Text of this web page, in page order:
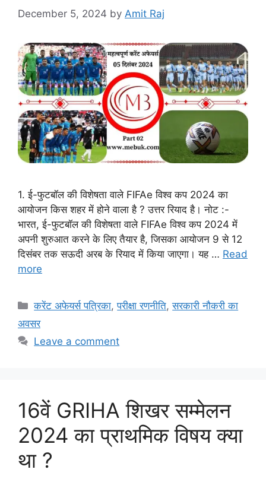
December 5, 2024 by Amit Raj
1. ई-फुटबॉल की विशेषता वाले FIFAe विश्व कप 2024 का
आयोजन किस शहर में होने वाला है ? उत्तर रियाद है। नोट :-
भारत, ई-फुटबॉल की विशेषता वाले FIFAe विश्व कप 2024 में
अपनी शुरुआत करने के लिए तैयार है, जिसका आयोजन 9 से 12
दिसंबर तक सऊदी अरब के रियाद में किया जाएगा। यह … Read
more
Categories
करेंट अफेयर्स पत्रिका,परीक्षा रणनीति,सरकारी नौकरी का
अवसर
Leave a comment
16वें GRIHA शिखर सम्मेलन
2024 का प्राथमिक विषय क्या
था ?